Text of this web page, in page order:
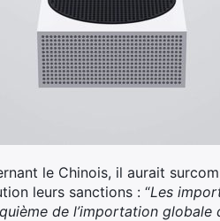
le Chinois, il aurait
leurs sanctions : “Les
de l’importation globale